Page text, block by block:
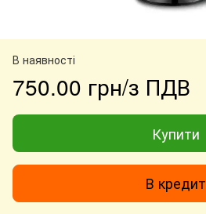
В наявності
750.00 грн/з ПДВ
Купити
В кредит